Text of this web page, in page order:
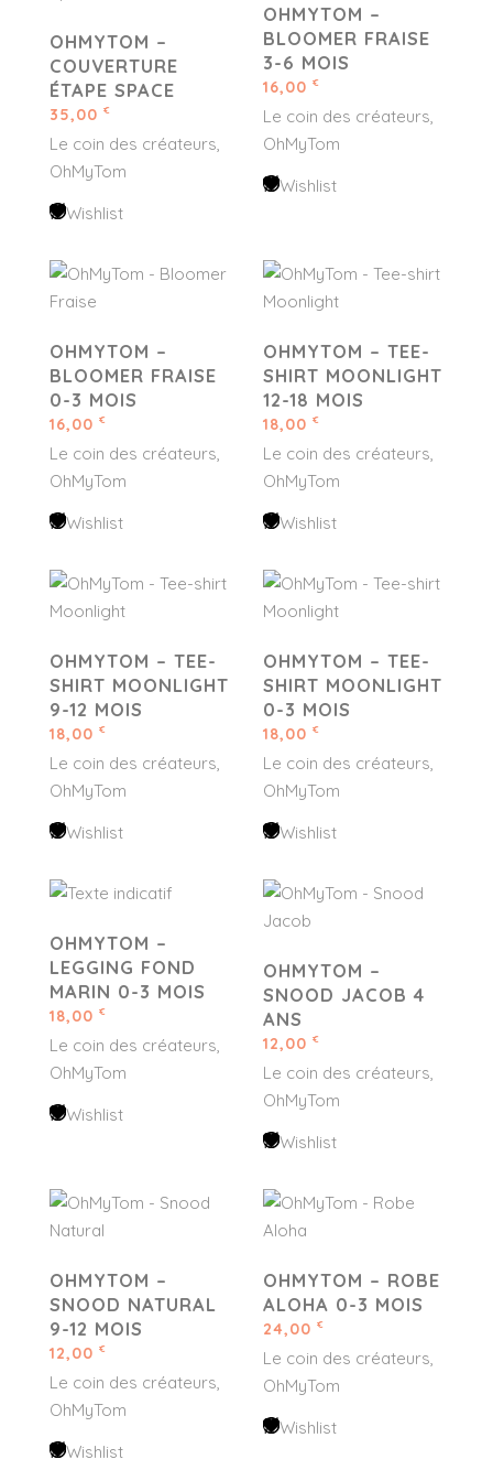
OHMYTOM –
COUVERTURE
ÉTAPE SPACE
35,00 €
Le coin des créateurs
OhMyTom
Wishlist
OHMYTOM –
BLOOMER FRAISE
3-6 MOIS
16,00 €
Le coin des créateurs
OhMyTom
Wishlist
OHMYTOM –
BLOOMER FRAISE
0-3 MOIS
16,00 €
Le coin des créateurs
OhMyTom
Wishlist
OHMYTOM – TEE-
SHIRT MOONLIGHT
12-18 MOIS
18,00 €
Le coin des créateurs
OhMyTom
Wishlist
OHMYTOM – TEE-
SHIRT MOONLIGHT
9-12 MOIS
18,00 €
Le coin des créateurs
OhMyTom
Wishlist
OHMYTOM – TEE-
SHIRT MOONLIGHT
0-3 MOIS
18,00 €
Le coin des créateurs
OhMyTom
Wishlist
OHMYTOM –
LEGGING FOND
MARIN 0-3 MOIS
18,00 €
Le coin des créateurs
OhMyTom
Wishlist
OHMYTOM –
SNOOD JACOB 4
ANS
12,00 €
Le coin des créateurs
OhMyTom
Wishlist
OHMYTOM –
SNOOD NATURAL
9-12 MOIS
12,00 €
Le coin des créateurs
OhMyTom
Wishlist
OHMYTOM – ROBE
ALOHA 0-3 MOIS
24,00 €
Le coin des créateurs
OhMyTom
Wishlist